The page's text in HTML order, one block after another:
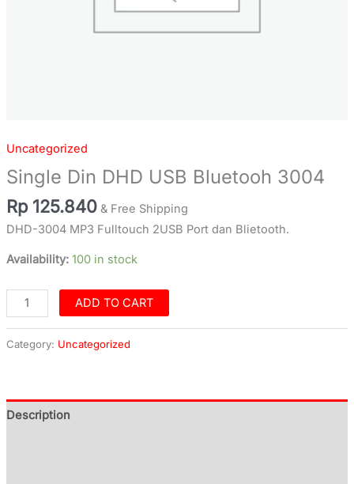
Uncategorized
Single Din DHD USB Bluetooh 3004
Rp 125.840 & Free Shipping
DHD-3004 MP3 Fulltouch 2USB Port dan Blietooth.
Availability: 100 in stock
ADD TO CART
Category: Uncategorized
Description